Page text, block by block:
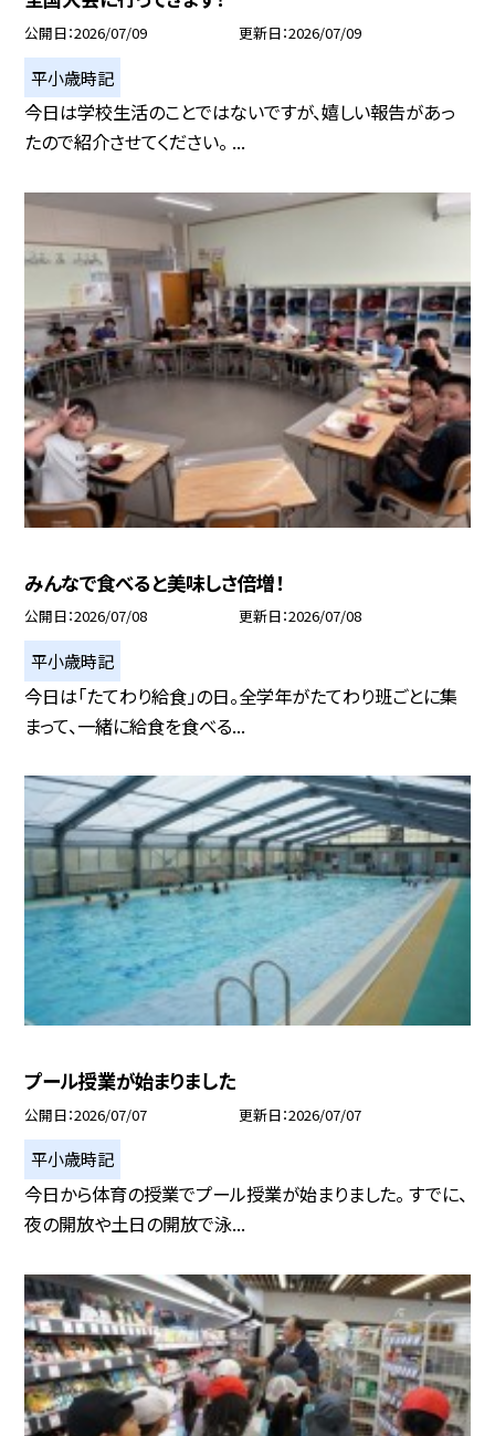
公開日 2026/07/09 更新日 2026/07/09
平小歳時記
今日は学校生活のことではないですが、嬉しい報告があっ
たので紹介させてください。 ...
みんなで食べると美味しさ倍増！
公開日 2026/07/08 更新日 2026/07/08
平小歳時記
今日は「たてわり給食」の日。全学年がたてわり班ごとに集
まって、一緒に給食を食べる...
プール授業が始まりました
公開日 2026/07/07 更新日 2026/07/07
平小歳時記
今日から体育の授業でプール授業が始まりました。 すでに、
夜の開放や土日の開放で泳...